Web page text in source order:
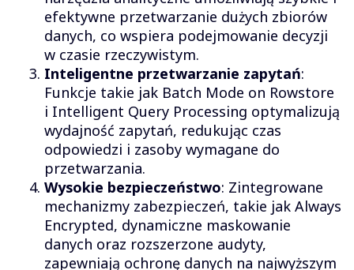
efektywne przetwarzanie dużych zbiorów
danych, co wspiera podejmowanie decyzji
w czasie rzeczywistym.
Inteligentne przetwarzanie zapytań:
Funkcje takie jak Batch Mode on Rowstore
i Intelligent Query Processing optymalizują
wydajność zapytań, redukując czas
odpowiedzi i zasoby wymagane do
przetwarzania.
Wysokie bezpieczeństwo: Zintegrowane
mechanizmy zabezpieczeń, takie jak Always
Encrypted, dynamiczne maskowanie
danych oraz rozszerzone audyty,
zapewniają ochronę danych na najwyższym